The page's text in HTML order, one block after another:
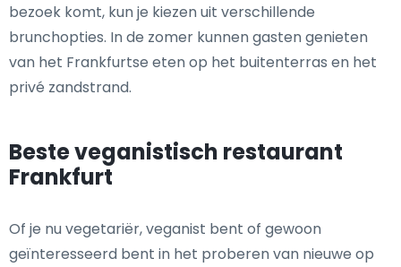
bezoek komt, kun je kiezen uit verschillende
brunchopties. In de zomer kunnen gasten genieten
van het Frankfurtse eten op het buitenterras en het
privé zandstrand.
Beste veganistisch restaurant
Frankfurt
Of je nu vegetariër, veganist bent of gewoon
geïnteresseerd bent in het proberen van nieuwe op